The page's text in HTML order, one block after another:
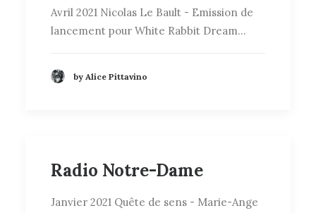
Avril 2021 Nicolas Le Bault - Emission de
lancement pour White Rabbit Dream…
by Alice Pittavino
Radio Notre-Dame
Janvier 2021 Quête de sens - Marie-Ange